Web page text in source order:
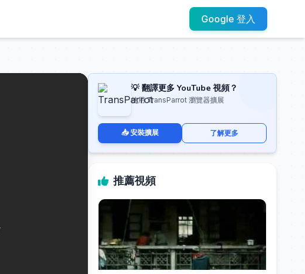
Google 登入
💡 翻譯更多 YouTube 視頻？
使用 TransParrot 瀏覽器擴展
📥 安裝擴展 了解更多
推薦視頻